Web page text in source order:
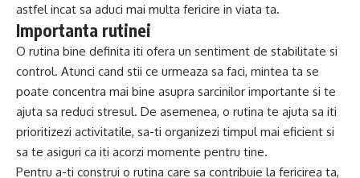
astfel incat sa aduci mai multa fericire in viata ta.
Importanta rutinei
O rutina bine definita iti ofera un sentiment de stabilitate si
control. Atunci cand stii ce urmeaza sa faci, mintea ta se
poate concentra mai bine asupra sarcinilor importante si te
ajuta sa reduci stresul. De asemenea, o rutina te ajuta sa iti
prioritizezi activitatile, sa-ti organizezi timpul mai eficient si
sa te asiguri ca iti acorzi momente pentru tine.
Pentru a-ti construi o rutina care sa contribuie la fericirea ta,